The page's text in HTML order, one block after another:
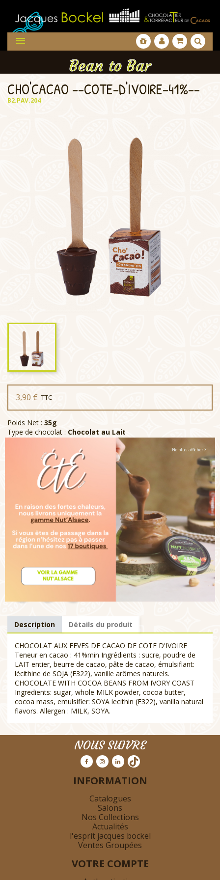

Bean to Bar
CHO'CACAO --COTE-D'IVOIRE-41%--
B2.PAV.204
3,90 € TTC
Poids Net : 35g
Type de chocolat : Chocolat au Lait
 Ajouter au panier
 Disponible
Livraison :
Note :Un chocolat au lait subtilement doux avec un
arôme dominant de cacao et de lait.
Description Détails du produit
CHOCOLAT AUX FEVES DE CACAO DE COTE D'IVOIRE
Teneur en cacao : 41%min Ingrédients : sucre, poudre de
LAIT entier, beurre de cacao, pâte de cacao, émulsifiant:
lécithine de SOJA (E322), vanille arômes naturels.
CHOCOLATE WITH COCOA BEANS FROM IVORY COAST
Ingredients: sugar, whole MILK powder, cocoa butter,
cocoa mass, emulsifier: SOYA lecithin (E322), vanilla natural
flavors. Allergen : MILK, SOYA.
NOUS SUIVRE
INFORMATION
Catalogues
Salons
Nos Collections
Actualités
l'esprit jacques bockel
Ventes Groupées
VOTRE COMPTE
Ne plus afficher X